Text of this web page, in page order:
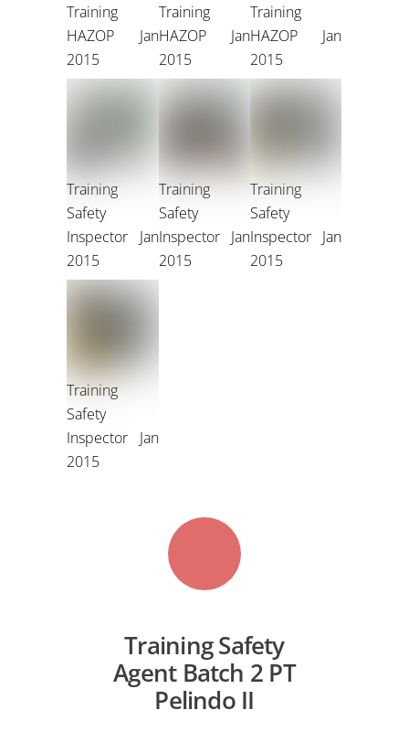
Training
HAZOP Jan
2015
Training
HAZOP Jan
2015
Training
HAZOP Jan
2015
Training
Safety
Inspector Jan
2015
Training
Safety
Inspector Jan
2015
Training
Safety
Inspector Jan
2015
Training
Safety
Inspector Jan
2015
Training Safety
Agent Batch 2 PT
Pelindo II